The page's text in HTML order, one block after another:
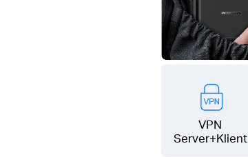
VPN
Server+Klient